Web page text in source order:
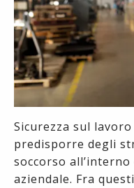
Sicurezza sul
predisporre degli
soccorso all’interno
aziendale. Fra